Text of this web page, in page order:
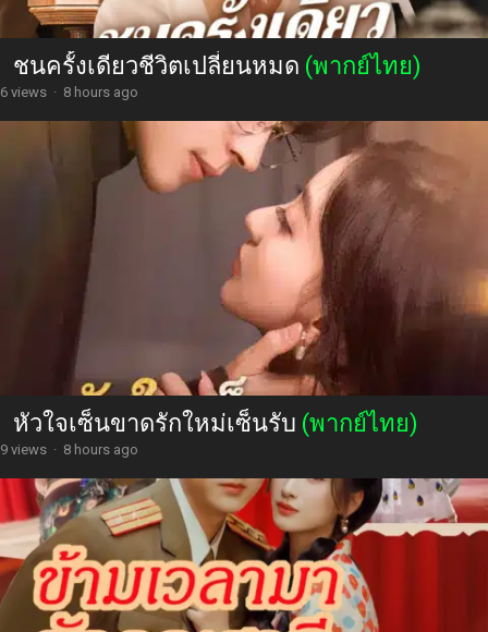
ชนครั้งเดียวชีวิตเปลี่ยนหมด (พากย์ไทย)
6 views · 8 hours ago
หัวใจเซ็นขาดรักใหม่เซ็นรับ (พากย์ไทย)
9 views · 8 hours ago